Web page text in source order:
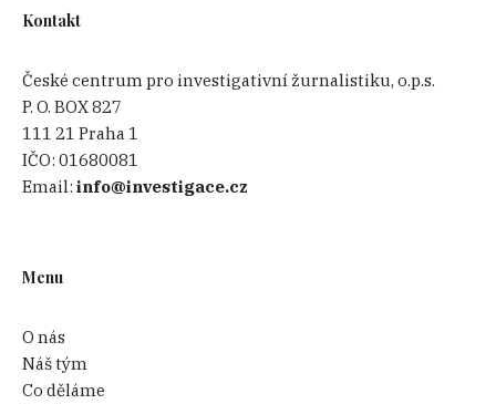
Kontakt
České centrum pro investigativní žurnalistiku, o.p.s.
P. O. BOX 827
111 21 Praha 1
IČO:01680081
Email:info@investigace.cz
Menu
O nás
Náš tým
Co děláme